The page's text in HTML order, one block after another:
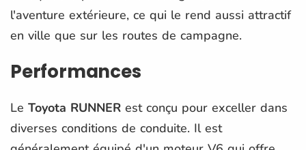
l'aventure extérieure, ce qui le rend aussi attractif
en ville que sur les routes de campagne.
Performances
Le Toyota RUNNER est conçu pour exceller dans
diverses conditions de conduite. Il est